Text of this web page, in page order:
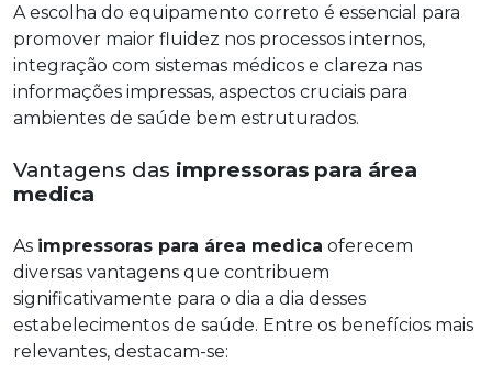
A escolha do equipamento correto é essencial para
promover maior fluidez nos processos internos,
integração com sistemas médicos e clareza nas
informações impressas, aspectos cruciais para
ambientes de saúde bem estruturados.
Vantagens das impressoras para área
medica
As impressoras para área medica oferecem
diversas vantagens que contribuem
significativamente para o dia a dia desses
estabelecimentos de saúde. Entre os benefícios mais
relevantes, destacam-se: